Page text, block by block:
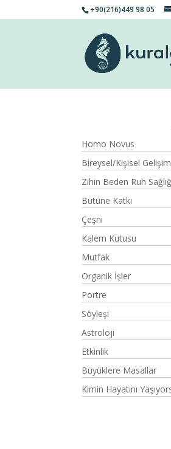
+90(216)449 98 05
Homo Novus
Bireysel/Kişisel Gelişim
Zihin Beden Ruh
Bütüne Katkı
Çeşni
Kalem Kutusu
Mutfak
Organik İşler
Portre
Söyleşi
Astroloji
Etkinlik
Büyüklere Masallar
Kimin Hayatını